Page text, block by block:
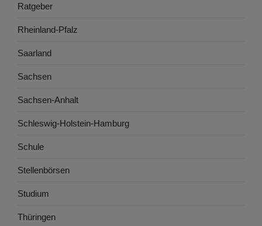
Ratgeber
Rheinland-Pfalz
Saarland
Sachsen
Sachsen-Anhalt
Schleswig-Holstein-Hamburg
Schule
Stellenbörsen
Studium
Thüringen